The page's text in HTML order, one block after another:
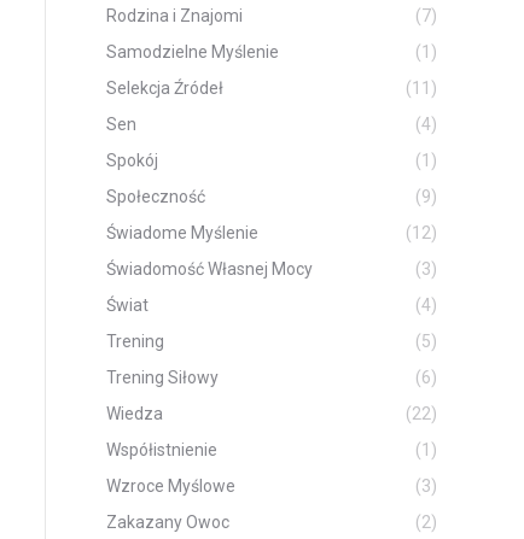
Rodzina i Znajomi
(7)
Samodzielne Myślenie
(1)
Selekcja Źródeł
(11)
Sen
(4)
Spokój
(1)
Społeczność
(9)
Świadome Myślenie
(12)
Świadomość Własnej Mocy
(3)
Świat
(4)
Trening
(5)
Trening Siłowy
(6)
Wiedza
(22)
Współistnienie
(1)
Wzroce Myślowe
(3)
Zakazany Owoc
(2)